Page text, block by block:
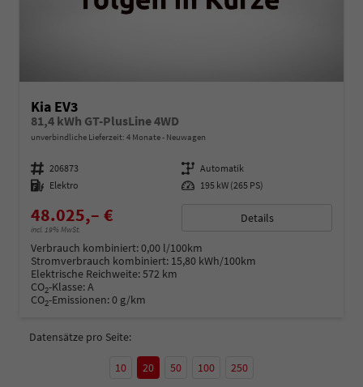
Kia EV3
81,4 kWh GT-PlusLine 4WD
unverbindliche Lieferzeit: 4 Monate Neuwagen
Fahrzeugnummer 206873 Getriebe Automatik
Kraftstoff Elektro Leistung 195 kW (265 PS)
48.025,– €
incl. 19% MwSt.
Details
Verbrauch kombiniert:0,00 l/100km
Stromverbrauch kombiniert: 15,80 kWh/100km
Elektrische Reichweite:572 km
CO2-Klasse:A
CO2-Emissionen:0 g/km
Datensätze pro Seite:
10 20 50 100 250